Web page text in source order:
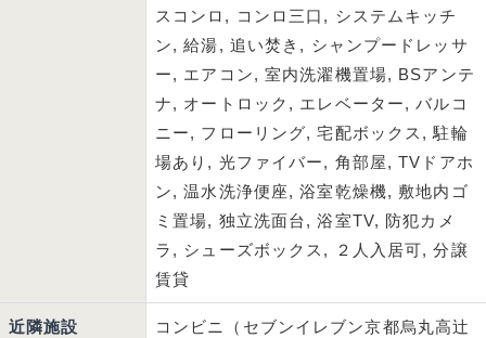
スコンロ, コンロ三口, システムキッチ
ン, 給湯, 追い焚き, シャンプードレッサ
ー, エアコン, 室内洗濯機置場, BSアンテ
ナ, オートロック, エレベーター, バルコ
ニー, フローリング, 宅配ボックス, 駐輪
場あり, 光ファイバー, 角部屋, TVドアホ
ン, 温水洗浄便座, 浴室乾燥機, 敷地内ゴ
ミ置場, 独立洗面台, 浴室TV, 防犯カメ
ラ, シューズボックス, ２人入居可, 分譲
賃貸
近隣施設 コンビニ（セブンイレブン京都烏丸高辻